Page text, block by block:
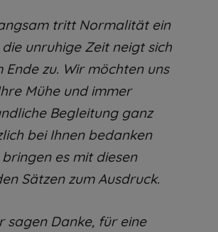
tritt Normalität ein
unruhige Zeit neigt sich
Ende zu. Wir möchten uns
Mühe und immer
Begleitung ganz
bei Ihnen bedanken
es mit diesen
Sätzen zum Ausdruck.
sagen Danke, für eine